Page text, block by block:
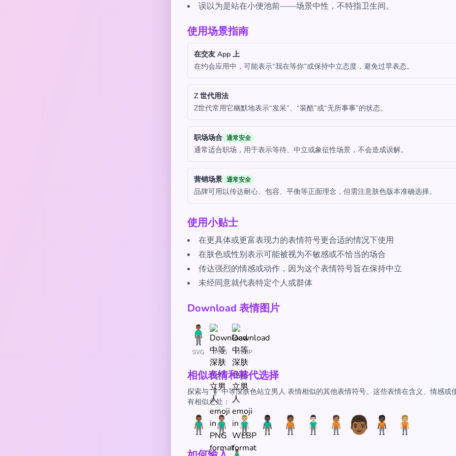
误以为是站在小便池前——场景中性，不特指卫生间。
使用场景指南
在交友 App 上
在约会应用中，可能表示“我在等你”或保持中立态度，避免过早表态。
Z 世代用法
Z世代常用它幽默地表示“发呆”、“装酷”或“无所事事”的状态。
职场场合 通常安全
通常适合职场，用于表示等待、中立或象征性场景，不会造成误解。
营销场景 通常安全
品牌可用以传达耐心、包容、平衡等正面理念，但需注意肤色版本准确选择。
使用小贴士
在更具体或更富表现力的表情符号更合适的情况下使用
在肤色或性别表示可能被视为不敏感或不恰当的场合
传达强烈的情感或动作，因为这个表情符号旨在保持中立
未经同意就代表特定个人或群体
Download 表情图片
SVG PNG WEBP
相似表情和替代选择
探索与 🧍🏾‍♂️ 中等深肤色站立男人 表情相似的其他表情符号。这些表情在含义、情感或
有相似之处：
🧍🏾‍♂️ 🧍🏽‍♂️🧍🏼‍♂️ 🧍🏿‍♂️ 🧍🏾 🧍🏻‍♂️ 🧍🏽 👨🏾 🧍🏿 🧍🏼